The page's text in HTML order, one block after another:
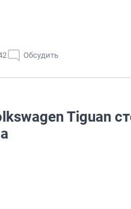
Обсудить
Tiguan